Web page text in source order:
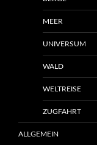
MEER
UNIVERSUM
WALD
WELTREISE
ZUGFAHRT
ALLGEMEIN